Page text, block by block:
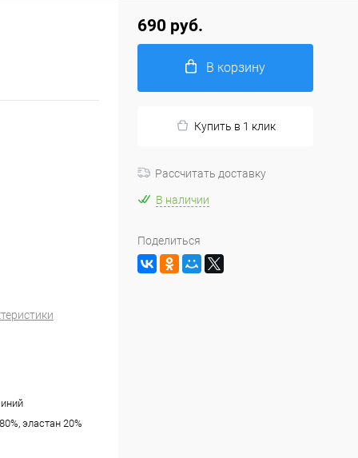
эластан 20%
690 руб.
В корзину
Купить в 1 клик
Рассчитать доставку
В наличии
Поделиться